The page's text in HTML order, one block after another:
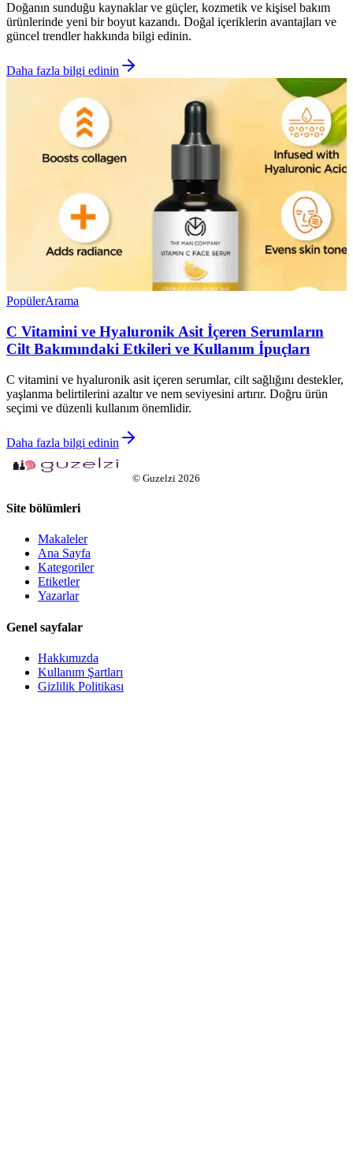
Doğanın sunduğu kaynaklar ve güçler, kozmetik ve kişisel bakım
ürünlerinde yeni bir boyut kazandı. Doğal içeriklerin avantajları ve
güncel trendler hakkında bilgi edinin.
Daha fazla bilgi edinin
PopülerArama
C Vitamini ve Hyaluronik Asit İçeren Serumların
Cilt Bakımındaki Etkileri ve Kullanım İpuçları
C vitamini ve hyaluronik asit içeren serumlar, cilt sağlığını destekler,
yaşlanma belirtilerini azaltır ve nem seviyesini artırır. Doğru ürün
seçimi ve düzenli kullanım önemlidir.
Daha fazla bilgi edinin
© Guzelzi 2026
Site bölümleri
Makaleler
Ana Sayfa
Kategoriler
Etiketler
Yazarlar
Genel sayfalar
Hakkımızda
Kullanım Şartları
Gizlilik Politikası